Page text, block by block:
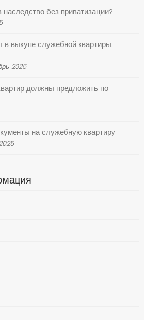
без приватизации?
в выкупе служебной квартиры.
2025
должны предложить по
на служебную квартиру